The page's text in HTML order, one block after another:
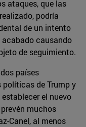
ataques, que las
podría
de un intento
causando
de seguimiento.
países
políticas de Trump y
el nuevo
muchos
Canel, al menos